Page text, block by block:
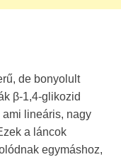
de bonyolult
β-1,4-glikozid
lineáris, nagy
a láncok
egymáshoz,